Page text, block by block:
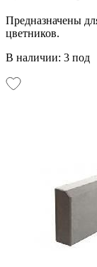
Предназначены
цветников.
В наличии: 3 под